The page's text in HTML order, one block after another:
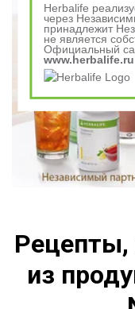
Рецепты,
из
Herbalife
через
принадлежит
не является
Официальный
www.herbalife.ru